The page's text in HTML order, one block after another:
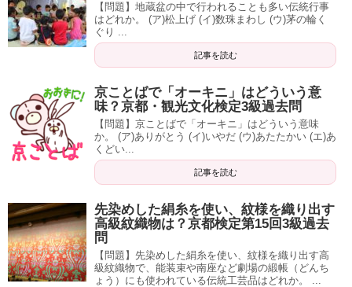
【問題】地蔵盆の中で行われることも多い伝統行事
はどれか。 (ア)松上げ (イ)数珠まわし (ウ)茅の輪く
ぐり ...
記事を読む
京ことばで「オーキニ」はどういう意
味？京都・観光文化検定3級過去問
【問題】京ことばで「オーキニ」はどういう意味
か。 (ア)ありがとう (イ)いやだ (ウ)あたたかい (エ)あ
くどい...
記事を読む
先染めした絹糸を使い、紋様を織り出す
高級紋織物は？京都検定第15回3級過去
問
【問題】先染めした絹糸を使い、紋様を織り出す高
級紋織物で、能装束や南座など劇場の緞帳（どんち
ょう）にも使われている伝統工芸品はどれか。 ...